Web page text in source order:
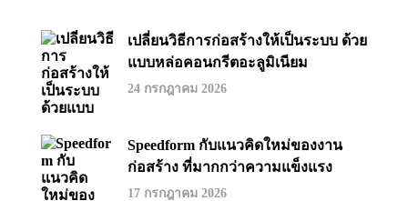
เปลี่ยนวิธีการก่อสร้างให้เป็นระบบ ด้วย
แบบหล่อคอนกรีตอะลูมิเนียม
24 กรกฎาคม 2026
Speedform กับแนวคิดใหม่ของงาน
ก่อสร้าง ที่มากกว่าความแข็งแรง
17 กรกฎาคม 2026